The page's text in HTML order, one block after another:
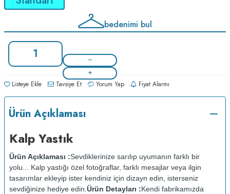
bedenimi bul
Listeye Ekle Tavsiye Et Yorum Yap Fiyat Alarmı
Ürün Açıklaması
Kalp Yastık
Ürün Açıklaması :Sevdiklerinize sarılıp uyumanın farklı bir
yolu... Kalp yastığı özel fotoğraflar, farklı mesajlar veya ilgin
tasarımlar ekleyip ister kendiniz için dizayn edin, isterseniz
sevdiğinize hediye edin. Ürün Detayları :Kendi fabrikamızda